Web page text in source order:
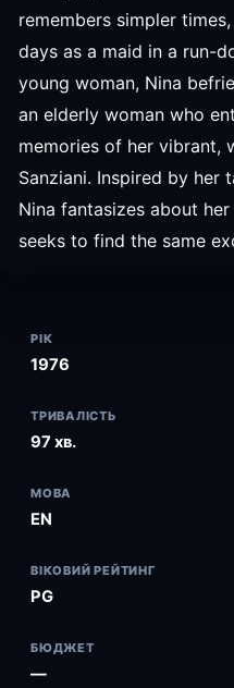
remembers simpler
days as a maid in a run-
young woman, Nina
an elderly woman who
memories of her vibrant,
Sanziani. Inspired by her
Nina fantasizes about
seeks to find the same
РІК
1976
ТРИВАЛІСТЬ
97 хв.
МОВА
EN
ВІКОВИЙ РЕЙТИНГ
PG
БЮДЖЕТ
—